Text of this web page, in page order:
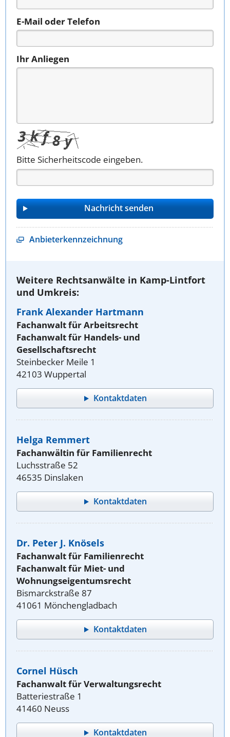
E-Mail oder Telefon
Ihr Anliegen
Bitte Sicherheitscode eingeben.
Anbieterkennzeichnung
Weitere Rechtsanwälte in Kamp-Lintfort
und Umkreis:
Frank Alexander Hartmann
Fachanwalt für Arbeitsrecht
Fachanwalt für Handels- und
Gesellschaftsrecht
Steinbecker Meile 1
42103 Wuppertal
Kontaktdaten
Helga Remmert
Fachanwältin für Familienrecht
Luchsstraße 52
46535 Dinslaken
Kontaktdaten
Dr. Peter J. Knösels
Fachanwalt für Familienrecht
Fachanwalt für Miet- und
Wohnungseigentumsrecht
Bismarckstraße 87
41061 Mönchengladbach
Kontaktdaten
Cornel Hüsch
Fachanwalt für Verwaltungsrecht
Batteriestraße 1
41460 Neuss
Kontaktdaten